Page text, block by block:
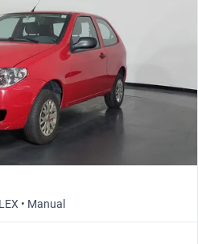
• Manual